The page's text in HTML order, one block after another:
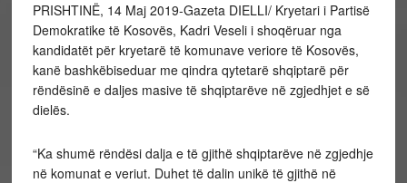
PRISHTINË, 14 Maj 2019-Gazeta DIELLI/ Kryetari i Partisë
Demokratike të Kosovës, Kadri Veseli i shoqëruar nga
kandidatët për kryetarë të komunave veriore të Kosovës,
kanë bashkëbiseduar me qindra qytetarë shqiptarë për
rëndësinë e daljes masive të shqiptarëve në zgjedhjet e së
dielës.
“Ka shumë rëndësi dalja e të gjithë shqiptarëve në zgjedhje
në komunat e veriut. Duhet të dalin unikë të gjithë në